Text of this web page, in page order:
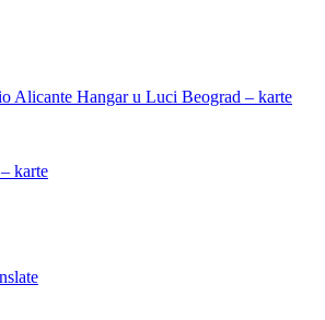
Alicante Hangar u Luci Beograd – karte
karte